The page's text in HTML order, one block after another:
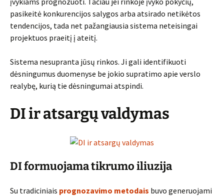
pasikeitė konkurencijos salygos arba atsirado netikėtos
tendencijos, tada net pažangiausia sistema neteisingai
projektuos praeitį į ateitį.
Sistema nesupranta jūsų rinkos. Ji gali identifikuoti
dėsningumus duomenyse be jokio supratimo apie verslo
realybę, kurią tie dėsningumai atspindi.
DI ir atsargų valdymas
DI formuojama tikrumo iliuzija
Su tradiciniais prognozavimo metodais buvo generuojami